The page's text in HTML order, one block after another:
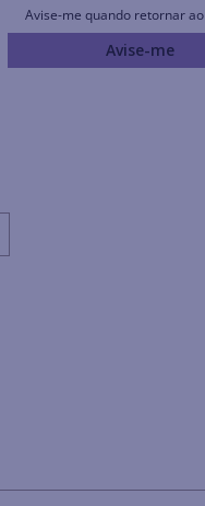
Avise-me quando retornar
Avise-me